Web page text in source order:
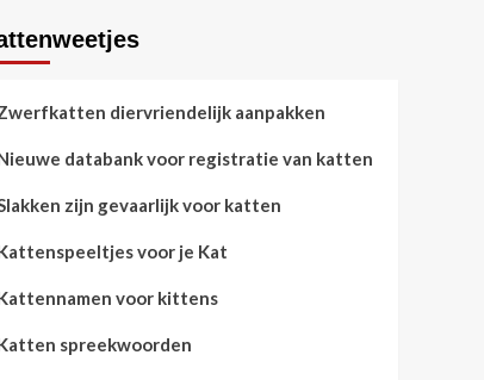
diervriendelijk aanpakken
databank voor registratie van katten
zijn gevaarlijk voor katten
voor je Kat
voor kittens
spreekwoorden